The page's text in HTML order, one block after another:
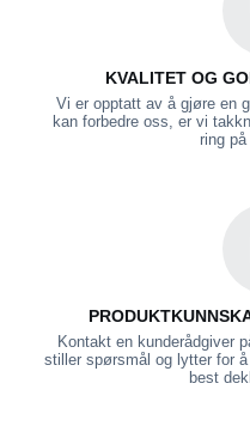
KVALITET OG
Vi er opptatt av å gjøre en
kan forbedre oss, er vi
ring
Kontakt en kunderådgiver
stiller spørsmål og lytter for
best